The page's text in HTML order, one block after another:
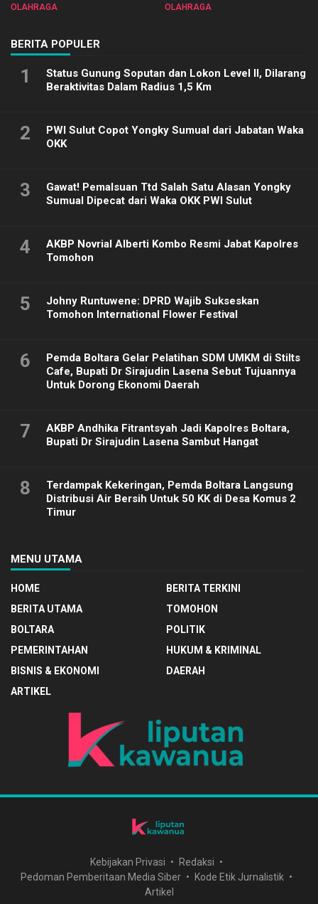
OLAHRAGA OLAHRAGA
BERITA POPULER
1
Status Gunung Soputan dan Lokon Level II, Dilarang
Beraktivitas Dalam Radius 1,5 Km
2
PWI Sulut Copot Yongky Sumual dari Jabatan Waka
OKK
3
Gawat! Pemalsuan Ttd Salah Satu Alasan Yongky
Sumual Dipecat dari Waka OKK PWI Sulut
4
AKBP Novrial Alberti Kombo Resmi Jabat Kapolres
Tomohon
5
Johny Runtuwene: DPRD Wajib Sukseskan
Tomohon International Flower Festival
6
Pemda Boltara Gelar Pelatihan SDM UMKM di Stilts
Cafe, Bupati Dr Sirajudin Lasena Sebut Tujuannya
Untuk Dorong Ekonomi Daerah
7
AKBP Andhika Fitrantsyah Jadi Kapolres Boltara,
Bupati Dr Sirajudin Lasena Sambut Hangat
8
Terdampak Kekeringan, Pemda Boltara Langsung
Distribusi Air Bersih Untuk 50 KK di Desa Komus 2
Timur
MENU UTAMA
HOME
BERITA TERKINI
BERITA UTAMA
TOMOHON
BOLTARA
POLITIK
PEMERINTAHAN
HUKUM & KRIMINAL
BISNIS & EKONOMI
DAERAH
ARTIKEL
Kebijakan Privasi
Redaksi
Pedoman Pemberitaan Media Siber
Kode Etik Jurnalistik
Artikel